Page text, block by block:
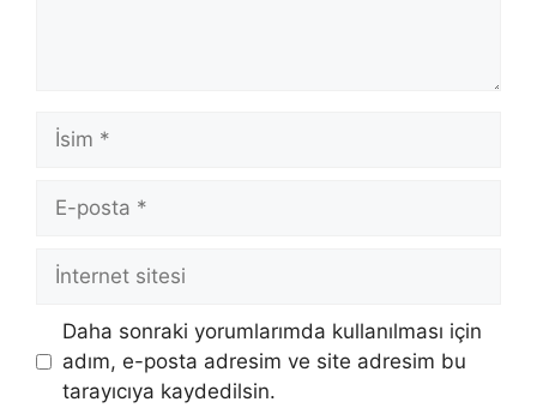
İsim
posta
İnternet
sitesi
Daha sonraki yorumlarımda kullanılması için
adım, e-posta adresim ve site adresim bu
tarayıcıya kaydedilsin.